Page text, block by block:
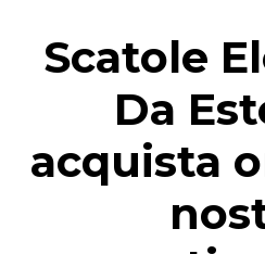
Scatole
Da
acquista